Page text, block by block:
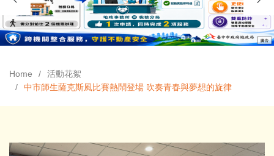
Home
活動花絮
中市師生薩克斯風比賽熱鬧登場 吹奏青春與夢想的旋律